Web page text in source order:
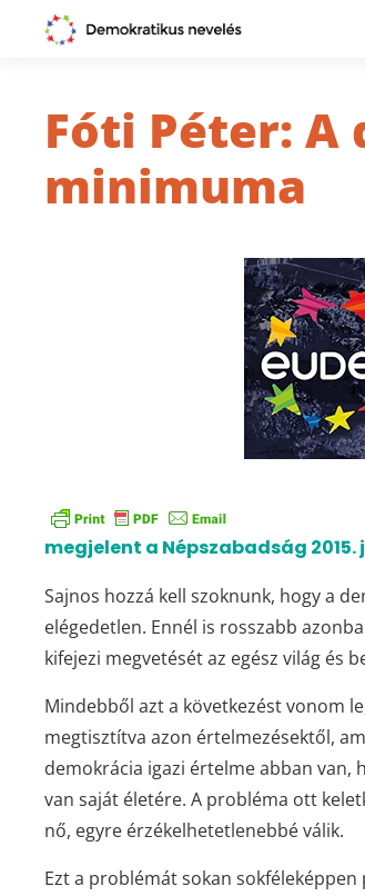
Fóti Péter: A
minimuma
megjelent a Népszabadság
Sajnos hozzá kell szoknunk, hogy a
elégedetlen. Ennél is rosszabb
kifejezi megvetését az egész világ és
Mindebből azt a következést vonom
megtisztítva azon értelmezésektől,
demokrácia igazi értelme abban van,
van saját életére. A probléma ott
nő, egyre érzékelhetetlenebbé válik.
Ezt a problémát sokan